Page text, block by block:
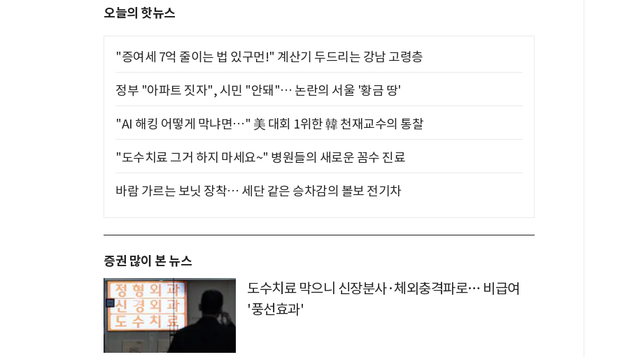
오늘의 핫뉴스
"증여세 7억 줄이는 법 있구먼!" 계산기 두드리는 강남 고령층
정부 "아파트 짓자", 시민 "안돼"… 논란의 서울 '황금 땅'
"AI 해킹 어떻게 막냐면…" 美 대회 1위한 韓 천재교수의 통찰
"도수치료 그거 하지 마세요~" 병원들의 새로운 꼼수 진료
바람 가르는 보닛 장착… 세단 같은 승차감의 볼보 전기차
증권 많이 본 뉴스
도수치료 막으니 신장분사·체외충격파로… 비급여
'풍선효과'